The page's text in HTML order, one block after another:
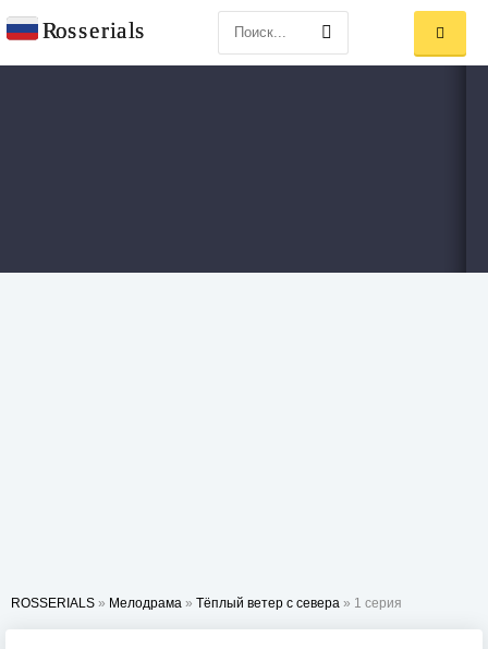
ROSSERIALS » Мелодрама » Тёплый ветер с севера » 1 серия